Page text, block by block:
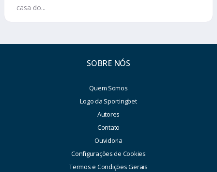
casa do...
SOBRE NÓS
Quem Somos
Logo da Sportingbet
Autores
Contato
Ouvidoria
Configurações de Cookies
Termos e Condições Gerais